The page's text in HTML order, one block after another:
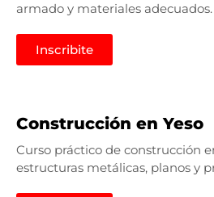
armado y materiales adecuados.
Inscribite
Construcción en Yeso
Curso práctico de construcción
estructuras metálicas, planos y